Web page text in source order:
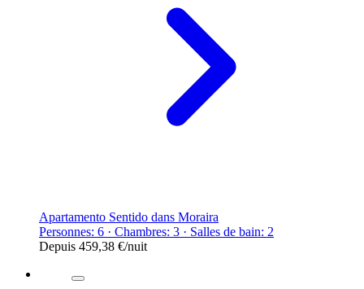
Apartamento Sentido dans Moraira
Personnes: 6 · Chambres: 3 · Salles de bain: 2
Depuis 459,38 €/nuit